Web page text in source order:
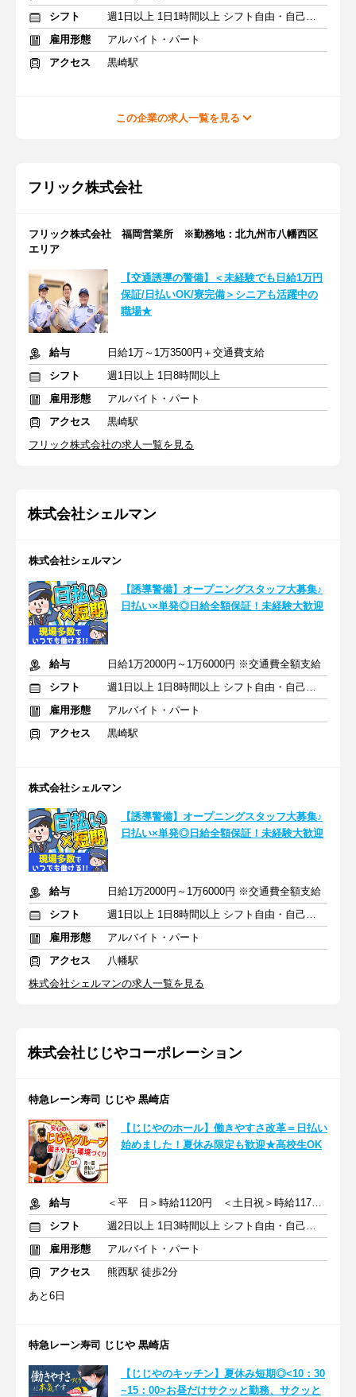
シフト
週1日以上 1日1時間以上 シフト自由・自己申告
雇用形態
アルバイト・パート
アクセス
黒崎駅
この企業の求人一覧を見る
フリック株式会社
フリック株式会社 福岡営業所 ※勤務地：北九州市八幡西区
エリア
【交通誘導の警備】＜未経験でも日給1万円
保証/日払いOK/寮完備＞シニアも活躍中の
職場★
給与
日給1万～1万3500円＋交通費支給
シフト
週1日以上 1日8時間以上
雇用形態
アルバイト・パート
アクセス
黒崎駅
フリック株式会社の求人一覧を見る
株式会社シェルマン
株式会社シェルマン
【誘導警備】オープニングスタッフ大募集♪
日払い×単発◎日給全額保証！未経験大歓迎
給与
日給1万2000円～1万6000円 ※交通費全額支給
シフト
週1日以上 1日8時間以上 シフト自由・自己申告
雇用形態
アルバイト・パート
アクセス
黒崎駅
株式会社シェルマン
【誘導警備】オープニングスタッフ大募集♪
日払い×単発◎日給全額保証！未経験大歓迎
給与
日給1万2000円～1万6000円 ※交通費全額支給
シフト
週1日以上 1日8時間以上 シフト自由・自己申告
雇用形態
アルバイト・パート
アクセス
八幡駅
株式会社シェルマンの求人一覧を見る
株式会社じじやコーポレーション
特急レーン寿司 じじや 黒崎店
【じじやのホール】働きやすさ改革＝日払い
始めました！夏休み限定も歓迎★高校生OK
給与
＜平 日＞時給1120円 ＜土日祝＞時給1170円
シフト
週2日以上 1日3時間以上 シフト自由・自己申告
雇用形態
アルバイト・パート
アクセス
熊西駅 徒歩2分
あと6日
特急レーン寿司 じじや 黒崎店
【じじやのキッチン】夏休み短期◎<10：30
~15：00>お昼だけサクッと勤務、サクッと